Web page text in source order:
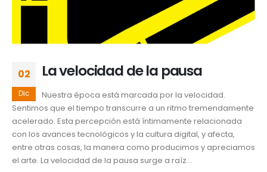
02
Dic
La velocidad de la pausa
Nuestra época está marcada por la velocidad.
Sentimos que el tiempo transcurre a un ritmo tremendamente
acelerado. Esta percepción está íntimamente relacionada
con los avances tecnológicos y la cultura digital, y afecta,
entre otras cosas, la manera como producimos y apreciamos
el arte. La velocidad de la pausa surge a raíz...